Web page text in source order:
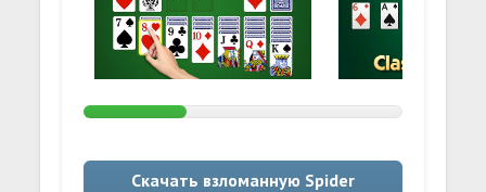
Скачать взломанную Spider